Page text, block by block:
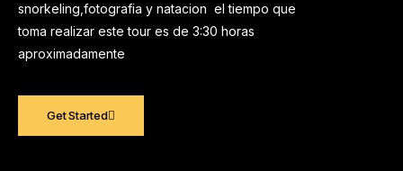
snorkeling,fotografia y natacion el tiempo que
toma realizar este tour es de 3:30 horas
aproximadamente
Get Started